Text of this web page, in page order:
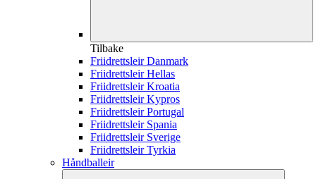
Tilbake
Friidrettsleir Danmark
Friidrettsleir Hellas
Friidrettsleir Kroatia
Friidrettsleir Kypros
Friidrettsleir Portugal
Friidrettsleir Spania
Friidrettsleir Sverige
Friidrettsleir Tyrkia
Håndballeir